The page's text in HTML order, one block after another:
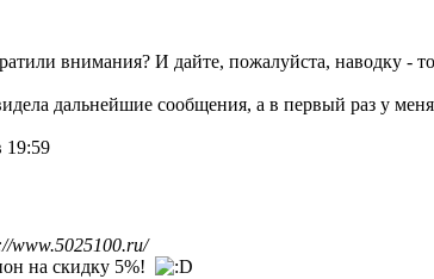
внимания? И дайте, пожалуйста, наводку -
дальнейшие сообщения, а в первый раз у
19:59
www.5025100.ru/
на скидку 5%!